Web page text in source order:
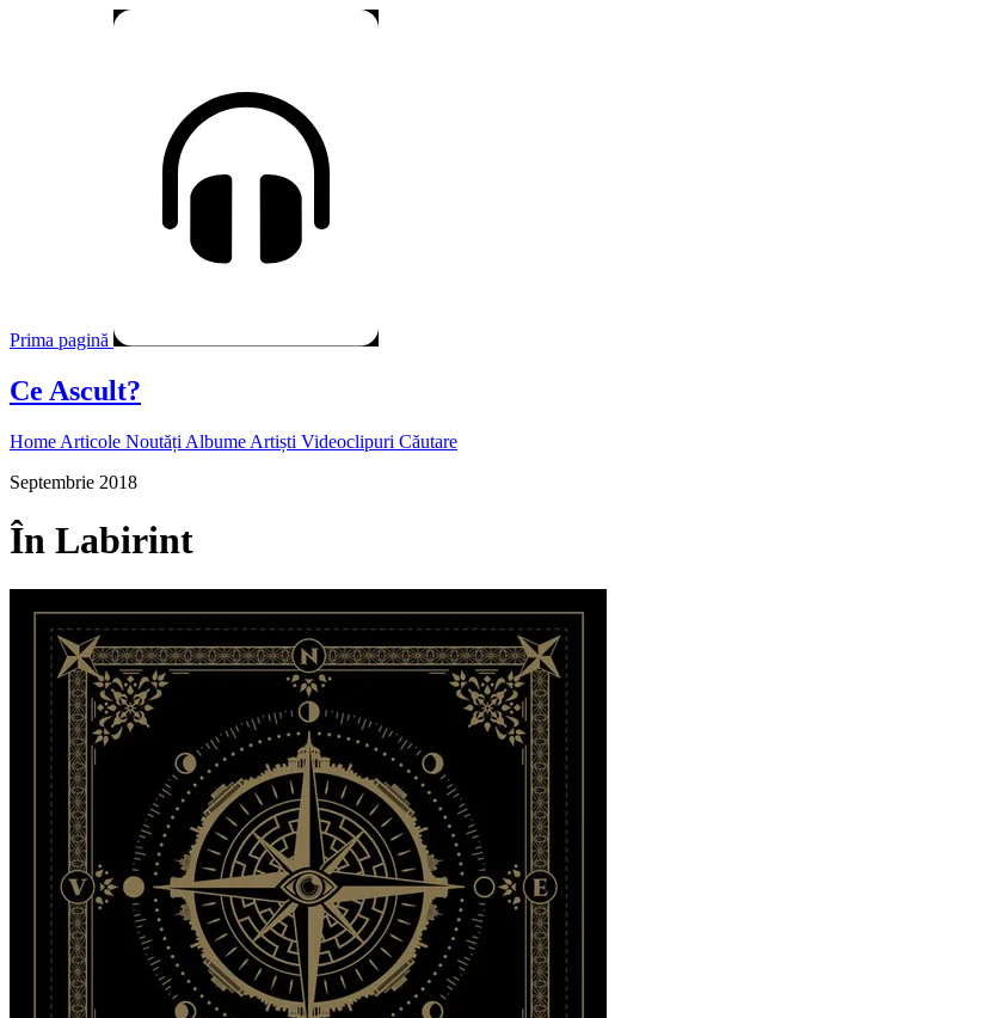
Prima pagină
Ce Ascult?
Home Articole Noutăți Albume Artiști Videoclipuri Căutare
Septembrie 2018
În Labirint
Pagina externă
Pagina externă
Pagina externă
Pagina externă
Pagina externă
Pagina externă
Pagina externă